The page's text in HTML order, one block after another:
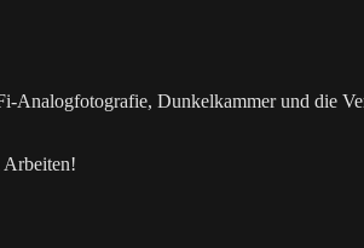
Analogfotografie, Dunkelkammer und die
Arbeiten!